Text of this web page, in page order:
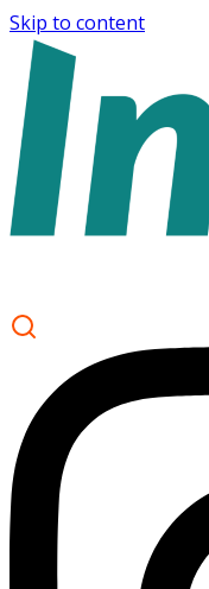
Skip to content